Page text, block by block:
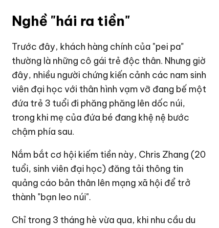
Nghề "hái ra tiền"
Trước đây, khách hàng chính của "pei pa"
thường là những cô gái trẻ độc thân. Nhưng giờ
đây, nhiều người chứng kiến cảnh các nam sinh
viên đại học với thân hình vạm vỡ đang bế một
đứa trẻ 3 tuổi đi phăng phăng lên dốc núi,
trong khi mẹ của đứa bé đang khệ nệ bước
chậm phía sau.
Nắm bắt cơ hội kiếm tiền này, Chris Zhang (20
tuổi, sinh viên đại học) đăng tải thông tin
quảng cáo bản thân lên mạng xã hội để trở
thành "bạn leo núi".
Chỉ trong 3 tháng hè vừa qua, khi nhu cầu du